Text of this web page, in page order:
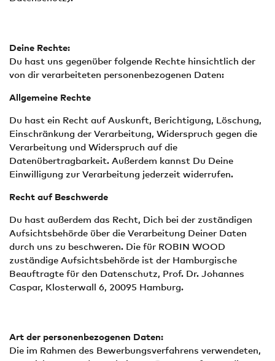
Deine Rechte:
Du hast uns gegenüber folgende Rechte hinsichtlich der
von dir verarbeiteten personenbezogenen Daten:
Allgemeine Rechte
Du hast ein Recht auf Auskunft, Berichtigung, Löschung,
Einschränkung der Verarbeitung, Widerspruch gegen die
Verarbeitung und Widerspruch auf die
Datenübertragbarkeit. Außerdem kannst Du Deine
Einwilligung zur Verarbeitung jederzeit widerrufen.
Recht auf Beschwerde
Du hast außerdem das Recht, Dich bei der zuständigen
Aufsichtsbehörde über die Verarbeitung Deiner Daten
durch uns zu beschweren. Die für ROBIN WOOD
zuständige Aufsichtsbehörde ist der Hamburgische
Beauftragte für den Datenschutz, Prof. Dr. Johannes
Caspar, Klosterwall 6, 20095 Hamburg.
Art der personenbezogenen Daten:
Die im Rahmen des Bewerbungsverfahrens verwendeten,